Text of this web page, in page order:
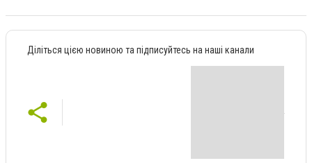
Діліться цією новиною та підписуйтесь на наші канали